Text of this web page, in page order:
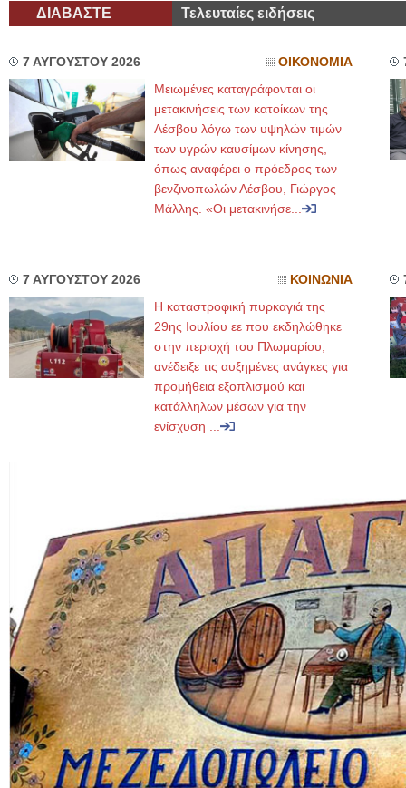
ΔΙΑΒΑΣΤΕ Τελευταίες ειδήσεις
7 ΑΥΓΟΥΣΤΟΥ 2026 ΟΙΚΟΝΟΜΙΑ
Μειωμένες καταγράφονται οι
μετακινήσεις των κατοίκων της
Λέσβου λόγω των υψηλών τιμών
των υγρών καυσίμων κίνησης,
όπως αναφέρει ο πρόεδρος των
βενζινοπωλών Λέσβου, Γιώργος
Μάλλης. «Οι μετακινήσε...
7 ΑΥΓΟΥΣΤΟΥ 2026 ΚΟΙΝΩΝΙΑ
Η καταστροφική πυρκαγιά της
29ης Ιουλίου εε που εκδηλώθηκε
στην περιοχή του Πλωμαρίου,
ανέδειξε τις αυξημένες ανάγκες για
προμήθεια εξοπλισμού και
κατάλληλων μέσων για την
ενίσχυση ...